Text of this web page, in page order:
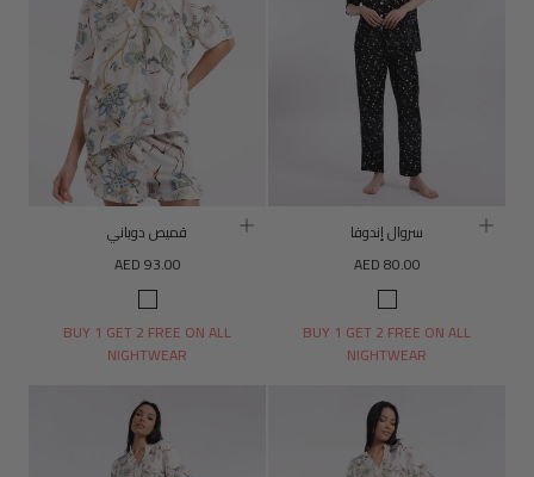
سروال إندوفا
السعر
AED 80.00
مطبعة
إندوفا
BUY 1 GET 2 FREE ON ALL
NIGHTWEAR
قميص دوباني
السعر
AED 93.00
طباعة
دوباني
BUY 1 GET 2 FREE ON ALL
NIGHTWEAR